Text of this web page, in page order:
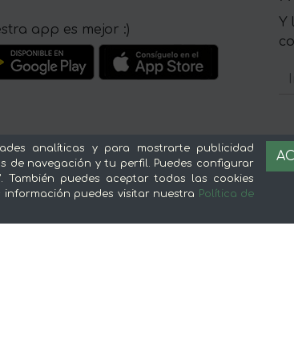
app es mejor :)
Y
mentta
de comprar comida online en
mentta
analíticas y para mostrarte publicidad
de navegación y tu perfil. Puedes configurar
También puedes aceptar todas las cookies
puedes visitar nuestra Política de